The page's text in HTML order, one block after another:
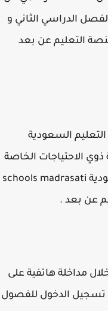
الدراسي الثاني و
التعليم عن بعد
السعودية
الاحتياجات الخاصة
من الطلاب عبر منصة مدرستي السعودية schools madrasati
مداخلة هاتفية على
الدخول للفصول